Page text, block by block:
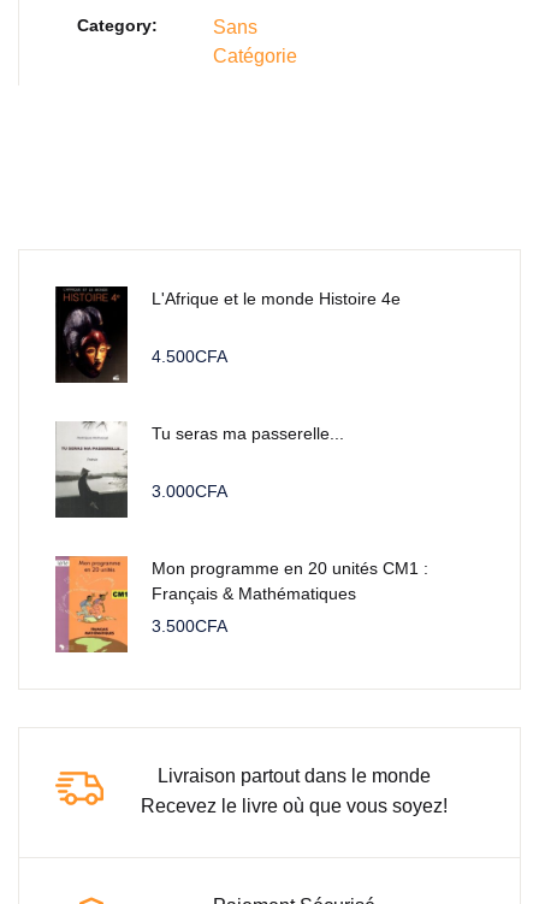
Category:
Sans
Catégorie
L'Afrique et le monde Histoire 4e
4.500CFA
Tu seras ma passerelle...
3.000CFA
Mon programme en 20 unités CM1 :
Français & Mathématiques
3.500CFA
Livraison partout dans le monde
Recevez le livre où que vous soyez!